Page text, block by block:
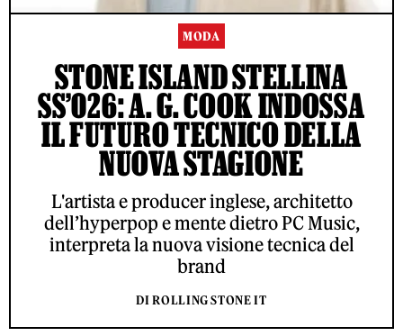
MODA
STONE ISLAND STELLINA
SS’026: A. G. COOK INDOSSA
IL FUTURO TECNICO DELLA
NUOVA STAGIONE
L'artista e producer inglese, architetto
dell’hyperpop e mente dietro PC Music,
interpreta la nuova visione tecnica del
brand
DI ROLLING STONE IT